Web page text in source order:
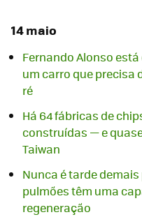
14 maio
Fernando Alonso
um carro que precisa
ré
Há 64 fábricas de
construídas — e
Taiwan
Nunca é tarde
pulmões têm uma
regeneração